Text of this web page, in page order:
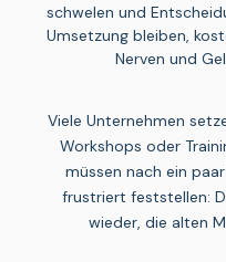
schwelen und
Umsetzung bleiben,
Nerven und
Viele Unternehmen
Workshops oder
müssen nach ein
frustriert feststellen:
wieder, die alten